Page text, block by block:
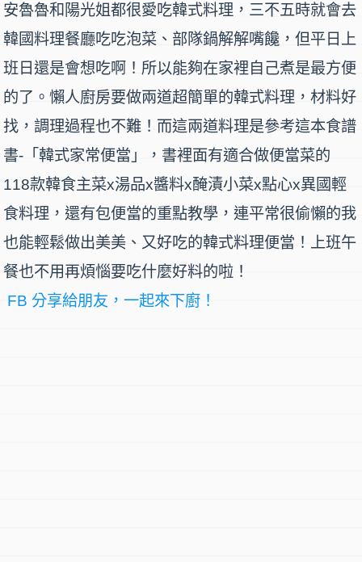
安魯魯和陽光姐都很愛吃韓式料理 ，三不五時就會去
韓國料理餐廳吃吃泡菜 、 部隊鍋解解嘴饞，但平日上
班日還是會想吃啊！所以能夠在家裡自己煮是最方便
的了。懶人廚房要做兩道超簡單的韓式料理，材料好
找，調理過程也不難！而這兩道料理是參考這本食譜
書-「韓式家常便當」，書裡面有適合做便當菜的
118款韓食主菜x湯品x醬料x醃漬小菜x點心x異國輕
食料理 ，還有包便當的重點教學 ，連平常很偷懶的我
也能輕鬆做出美美、又好吃的韓式料理便當 ！上班午
餐也不用再煩惱要吃什麼好料的啦！
FB 分享給朋友，一起來下廚！